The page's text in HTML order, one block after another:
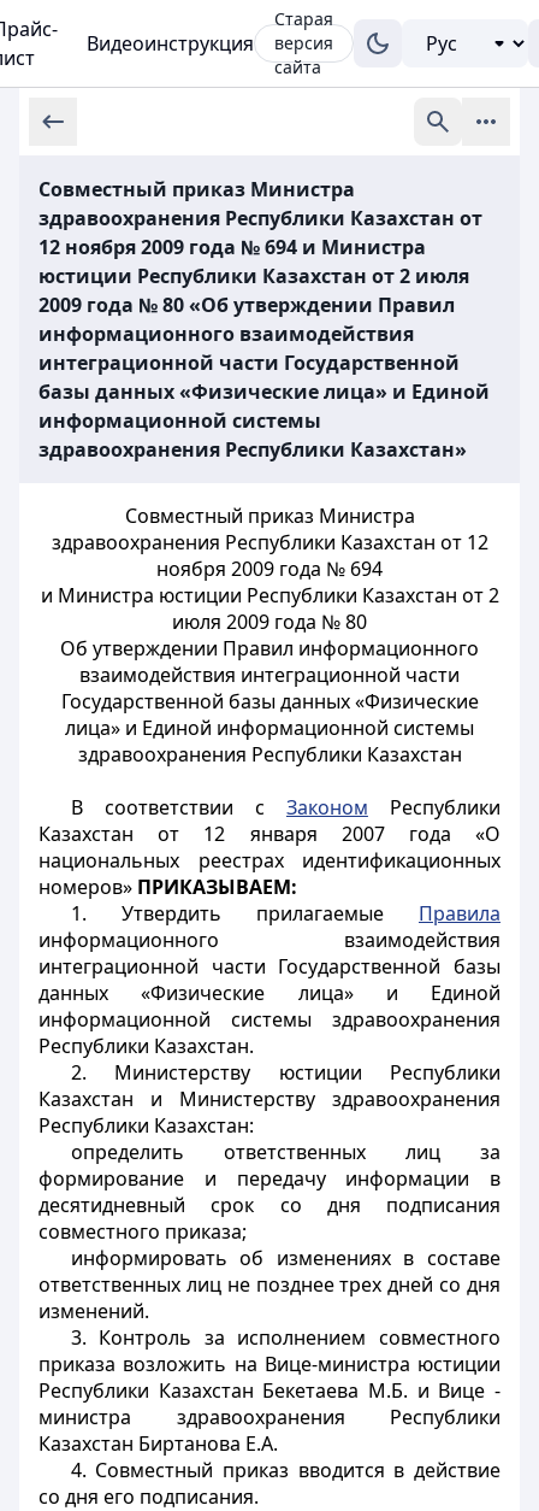
Видеоинструкция
Старая
версия
сайта
Совместный приказ Министра
здравоохранения Республики Казахстан от
12 ноября 2009 года № 694 и Министра
юстиции Республики Казахстан от 2 июля
2009 года № 80 «Об утверждении Правил
информационного взаимодействия
интеграционной части Государственной
базы данных «Физические лица» и Единой
информационной системы
здравоохранения Республики Казахстан»
Совместный приказ Министра
здравоохранения Республики Казахстан от 12
ноября 2009 года № 694
и Министра юстиции Республики Казахстан от 2
июля 2009 года № 80
Об утверждении Правил информационного
взаимодействия интеграционной части
Государственной базы данных «Физические
лица» и Единой информационной системы
здравоохранения Республики Казахстан
В соответствии с Законом Республики
Казахстан от 12 января 2007 года «О
национальных реестрах идентификационных
номеров» ПРИКАЗЫВАЕМ:
1. Утвердить прилагаемые Правила
информационного взаимодействия
интеграционной части Государственной базы
данных «Физические лица» и Единой
информационной системы здравоохранения
Республики Казахстан.
2. Министерству юстиции Республики
Казахстан и Министерству здравоохранения
Республики Казахстан:
определить ответственных лиц за
формирование и передачу информации в
десятидневный срок со дня подписания
совместного приказа;
информировать об изменениях в составе
ответственных лиц не позднее трех дней со дня
изменений.
3. Контроль за исполнением совместного
приказа возложить на Вице-министра юстиции
Республики Казахстан Бекетаева М.Б. и Вице -
министра здравоохранения Республики
Казахстан Биртанова Е.А.
4. Совместный приказ вводится в действие
со дня его подписания.